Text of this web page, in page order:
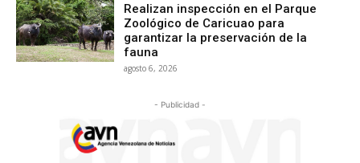
Realizan inspección en el Parque
Zoológico de Caricuao para
garantizar la preservación de la
fauna
agosto 6, 2026
- Publicidad -